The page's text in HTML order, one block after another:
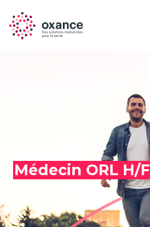
Médecin ORL H/F